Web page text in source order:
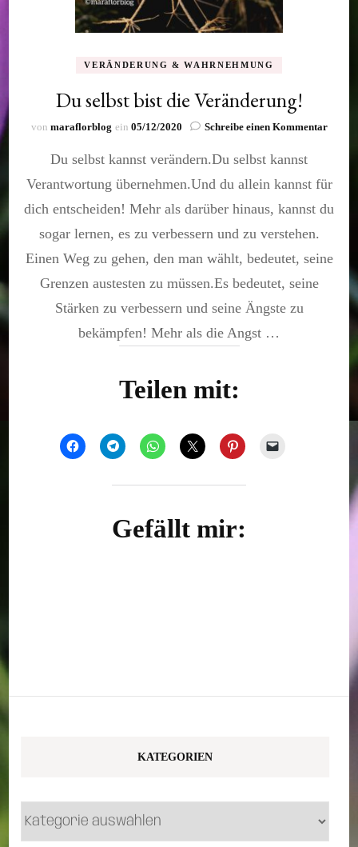
VERÄNDERUNG & WAHRNEHMUNG
Du selbst bist die Veränderung!
von maraflorblog ein 05/12/2020 Schreibe einen Kommentarzu
die
Du selbst kannst verändern.Du selbst kannst
Verantwortung übernehmen.Und du allein kannst für
dich entscheiden! Mehr als darüber hinaus, kannst du
sogar lernen, es zu verbessern und zu verstehen.
Einen Weg zu gehen, den man wählt, bedeutet, seine
Grenzen austesten zu müssen.Es bedeutet, seine
Stärken zu verbessern und seine Ängste zu
bekämpfen! Mehr als die Angst …
Teilen mit:
Gefällt mir:
KATEGORIEN
Kategorien